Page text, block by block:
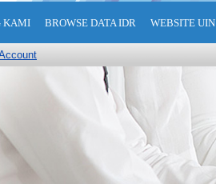
KAMI BROWSE DATA IDR WEBSITE